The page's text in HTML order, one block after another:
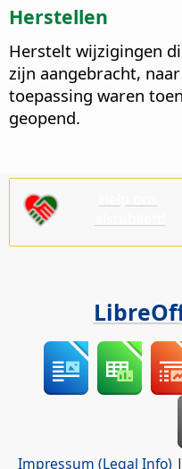
Herstellen
Herstelt wijzigingen
zijn aangebracht,
toepassing waren
geopend.
Impressum (Legal Info) |